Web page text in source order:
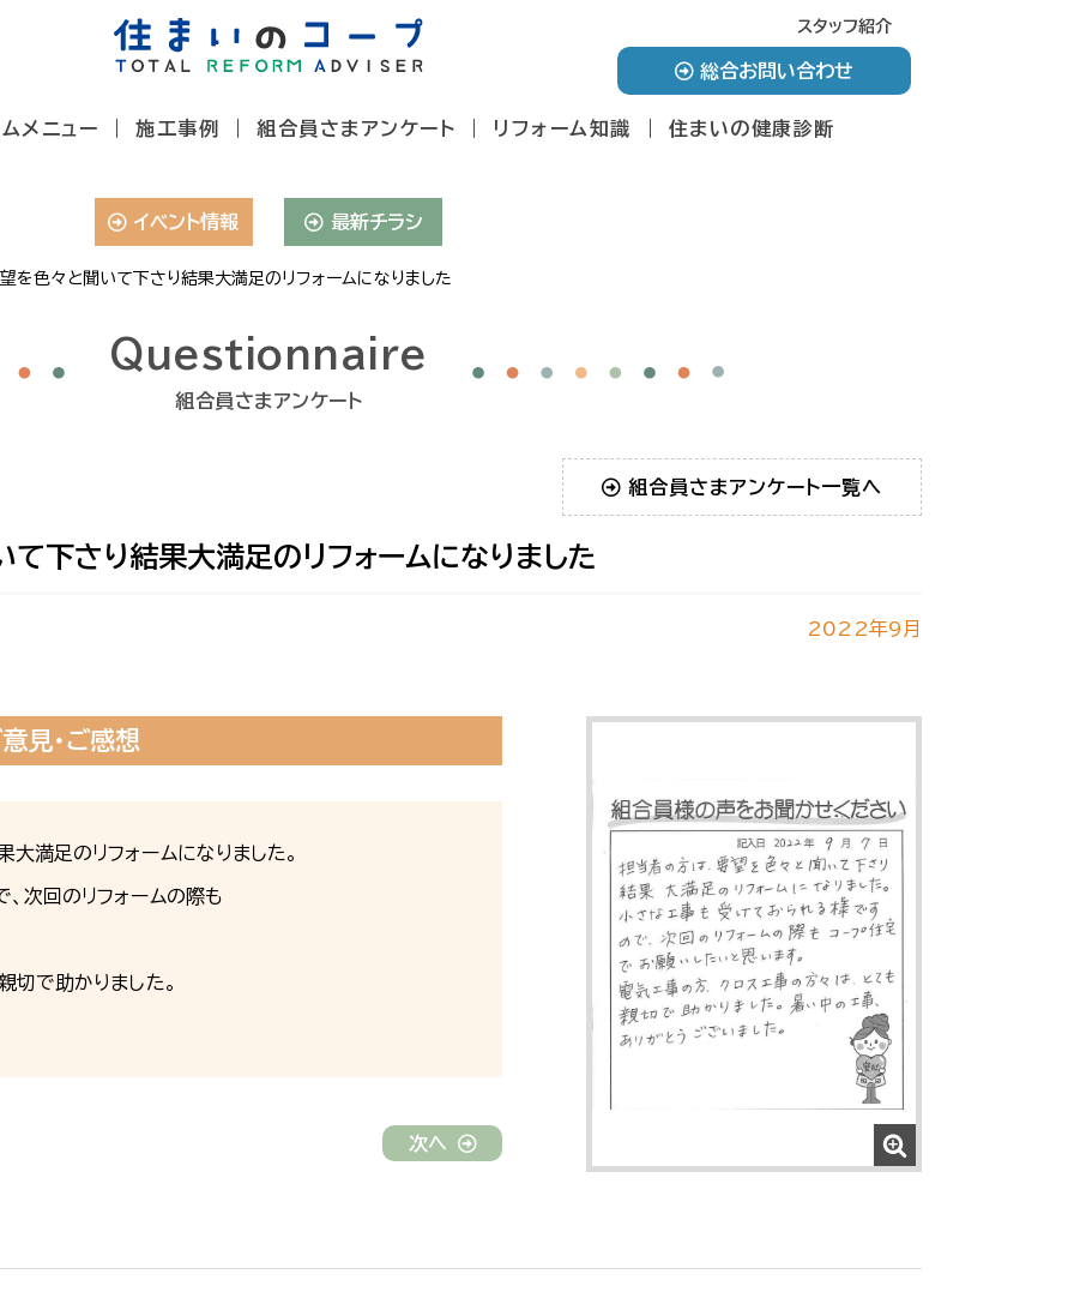
スタッフ紹介
総合お問い合わせ
メニュー 施工事例 組合員さまアンケート リフォーム知識 住まいの健康診断
イベント情報 最新チラシ
を色々と聞いて下さり結果大満足のリフォームになりました
Questionnaire
組合員さまアンケート
組合員さまアンケート一覧へ
下さり結果大満足のリフォームになりました
2022年9月
見・ご感想
満足のリフォームになりました。
次回のリフォームの際も
切で助かりました。
次へ